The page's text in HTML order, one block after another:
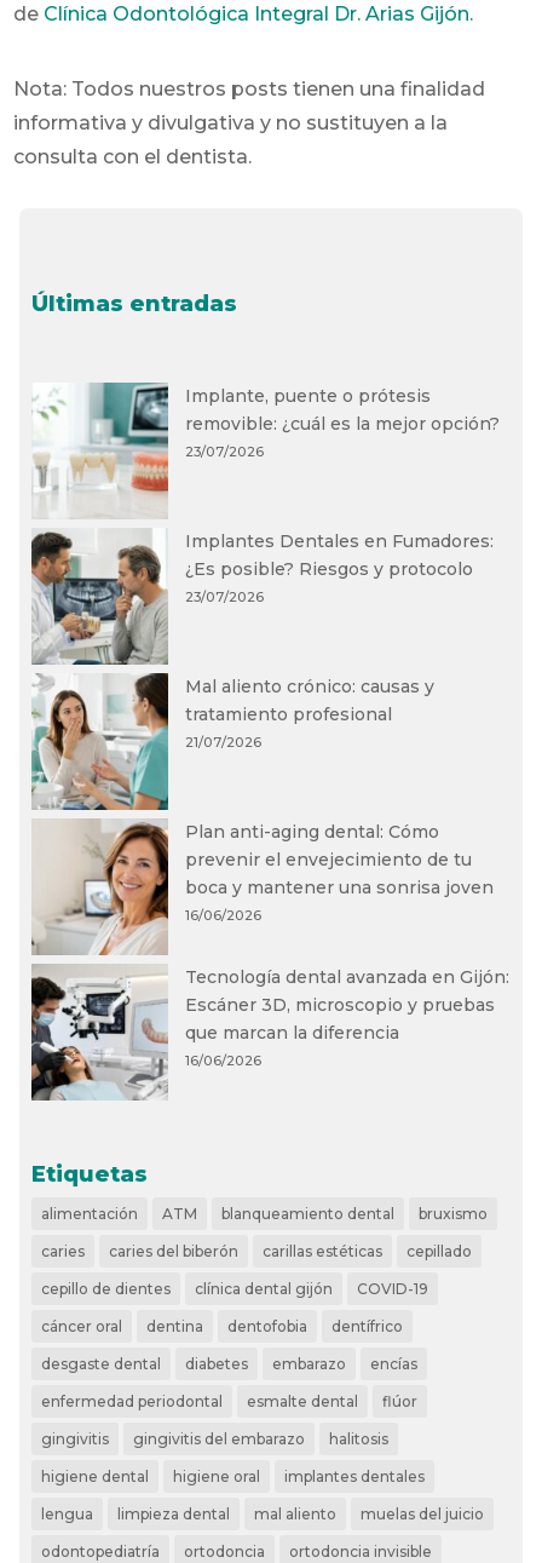
de Clínica Odontológica Integral Dr. Arias Gijón.
Nota: Todos nuestros posts tienen una finalidad
informativa y divulgativa y no sustituyen a la
consulta con el dentista.
Últimas entradas
Implante, puente o prótesis
removible: ¿cuál es la mejor opción?
23/07/2026
Implantes Dentales en Fumadores:
¿Es posible? Riesgos y protocolo
23/07/2026
Mal aliento crónico: causas y
tratamiento profesional
21/07/2026
Plan anti-aging dental: Cómo
prevenir el envejecimiento de tu
boca y mantener una sonrisa joven
16/06/2026
Tecnología dental avanzada en Gijón:
Escáner 3D, microscopio y pruebas
que marcan la diferencia
16/06/2026
Etiquetas
alimentación ATM blanqueamiento dental bruxismo
caries caries del biberón carillas estéticas cepillado
cepillo de dientes clínica dental gijón COVID-19
cáncer oral dentina dentofobia dentífrico
desgaste dental diabetes embarazo encías
enfermedad periodontal esmalte dental flúor
gingivitis gingivitis del embarazo halitosis
higiene dental higiene oral implantes dentales
lengua limpieza dental mal aliento muelas del juicio
odontopediatría ortodoncia ortodoncia invisible